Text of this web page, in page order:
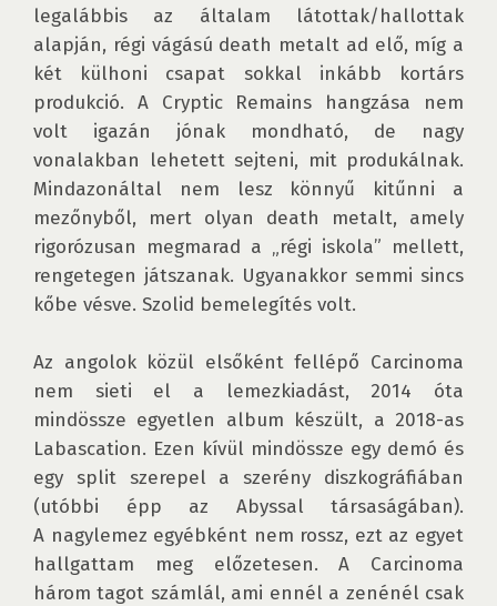
legalábbis az általam látottak/hallottak
alapján, régi vágású death metalt ad elő, míg a
két külhoni csapat sokkal inkább kortárs
produkció. A Cryptic Remains hangzása nem
volt igazán jónak mondható, de nagy
vonalakban lehetett sejteni, mit produkálnak.
Mindazonáltal nem lesz könnyű kitűnni a
mezőnyből, mert olyan death metalt, amely
rigorózusan megmarad a „régi iskola” mellett,
rengetegen játszanak. Ugyanakkor semmi sincs
kőbe vésve. Szolid bemelegítés volt.
Az angolok közül elsőként fellépő Carcinoma
nem sieti el a lemezkiadást, 2014 óta
mindössze egyetlen album készült, a 2018-as
Labascation. Ezen kívül mindössze egy demó és
egy split szerepel a szerény diszkográfiában
(utóbbi épp az Abyssal társaságában).
A nagylemez egyébként nem rossz, ezt az egyet
hallgattam meg előzetesen. A Carcinoma
három tagot számlál, ami ennél a zenénél csak